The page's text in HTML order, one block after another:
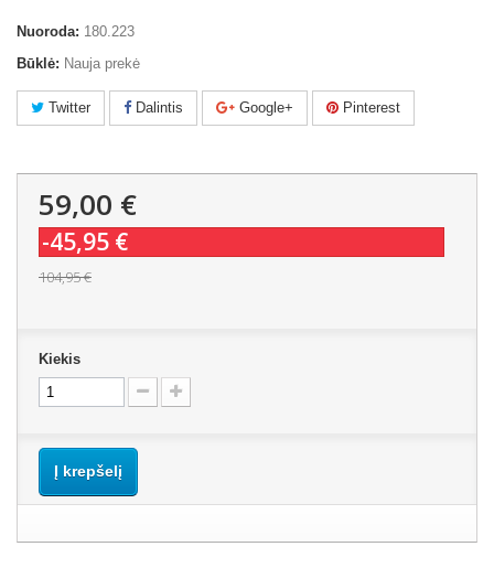
Nuoroda: 180.223
Būklė: Nauja prekė
Twitter Dalintis Google+ Pinterest
59,00 €
-45,95 €
104,95 €
Kiekis
Į krepšelį